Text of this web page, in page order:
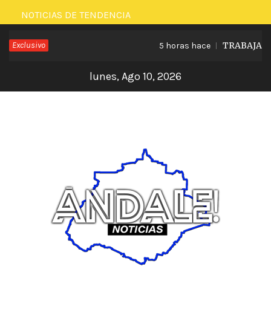
Saltar
al
contenido
NOTICIAS DE TENDENCIA
Exclusivo 5 horas hace TRABAJA
lunes, Ago 10, 2026